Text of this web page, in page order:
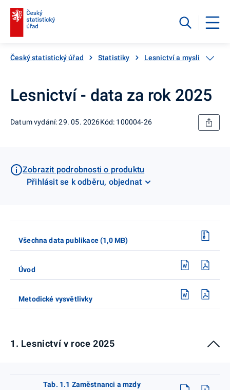
Český statistický úřad Statistiky Lesnictví a myslivost
Lesnictví - data za rok 2025
Datum vydání: 29. 05. 2026Kód: 100004-26
Zobrazit podrobnosti o produktu
Přihlásit se k odběru, objednat
Všechna data publikace (1,0 MB)
Úvod
Metodické vysvětlivky
1. Lesnictví v roce 2025
Tab. 1.1 Zaměstnanci a mzdy